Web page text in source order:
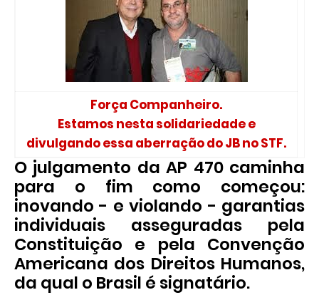
Força Companheiro.
Estamos nesta solidariedade e
divulgando essa aberração do JB no STF.
O julgamento da AP 470 caminha
para o fim como começou:
inovando - e violando - garantias
individuais asseguradas pela
Constituição e pela Convenção
Americana dos Direitos Humanos,
da qual o Brasil é signatário.